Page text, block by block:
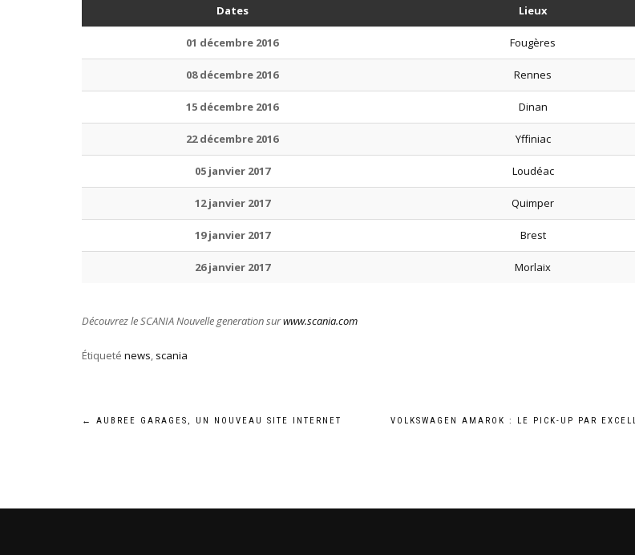
Dates Lieux
01 décembre 2016 Fougères
08 décembre 2016 Rennes
15 décembre 2016 Dinan
22 décembre 2016 Yffiniac
05 janvier 2017 Loudéac
12 janvier 2017 Quimper
19 janvier 2017 Brest
26 janvier 2017 Morlaix
Découvrez le SCANIA Nouvelle generation surwww.scania.com
Étiqueté news scania
Navigation
← AUBREE GARAGES, UN NOUVEAU SITE INTERNET VOLKSWAGEN AMAROK : LE PICK-UP PAR